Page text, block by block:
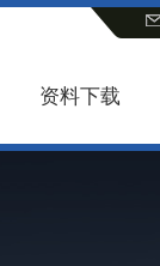
资料下载